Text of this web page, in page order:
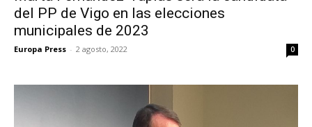
del PP de Vigo en las elecciones
municipales de 2023
Europa Press - 2 agosto, 2022 0